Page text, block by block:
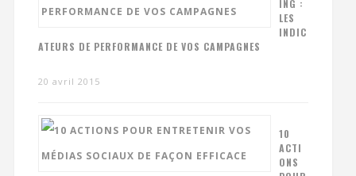
ING :
LES
INDIC
ATEURS DE PERFORMANCE DE VOS CAMPAGNES
20 avril 2015
10
ACTI
ONS